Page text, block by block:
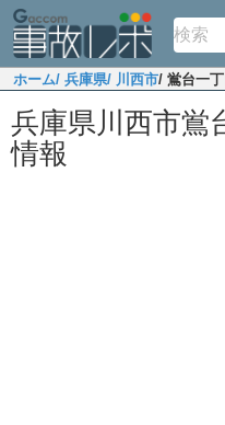
ホーム/ 兵庫県/ 川西市/ 鴬台一
兵庫県川西市鴬
情報